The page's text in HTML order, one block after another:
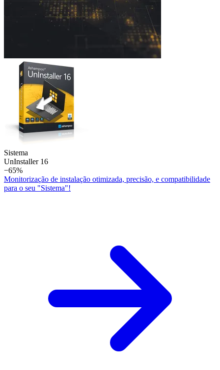
Sistema
Un­Installer 16
−65%
Monitorização de instalação otimizada, precisão, e compatibilidade
para o seu "Sistema"!